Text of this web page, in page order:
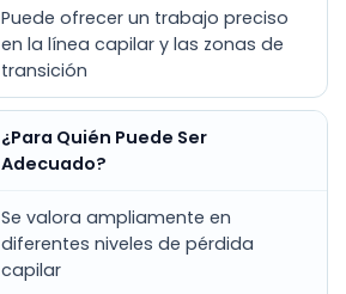
Puede ofrecer un trabajo preciso
en la línea capilar y las zonas de
transición
¿Para Quién Puede Ser
Adecuado?
Se valora ampliamente en
diferentes niveles de pérdida
capilar